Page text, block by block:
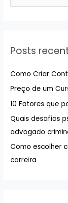
i
r
p
o
r
:
Posts
Como Criar
Preço de um
10 Fatores que
Quais desafios
advogado
Como escolher
carreira